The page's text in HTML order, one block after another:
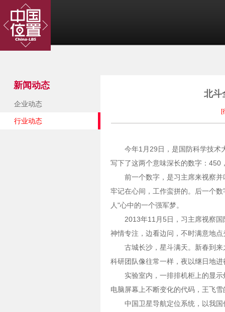
新闻动态
企业动态
行业动态
北斗
[
今年1月29日，是国防科学技术
写下了这两个意味深长的数字：450
前一个数字，是习主席来视察
牢记在心间，工作蛮拼的。后一个
人"心中的一个强军梦。
2013年11月5日，习主席视察
神情专注，边看边问，不时满意地
古城长沙，星斗满天。新春到
科研团队像往常一样，夜以继日地
实验室内，一排排机柜上的显
电脑屏幕上不断变化的代码，王飞
中国卫星导航定位系统，以我